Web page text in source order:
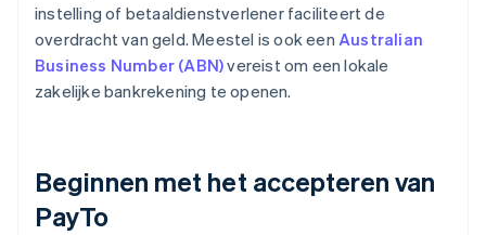
instelling of betaaldienstverlener faciliteert de
overdracht van geld. Meestel is ook een Australian
Business Number (ABN)vereist om een lokale
zakelijke bankrekening te openen.
Beginnen met het accepteren van
PayTo